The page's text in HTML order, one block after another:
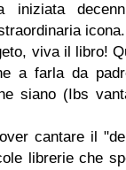
iniziata
icona.
viva il libro!
a farla da
siano (Ibs
cantare il
librerie che